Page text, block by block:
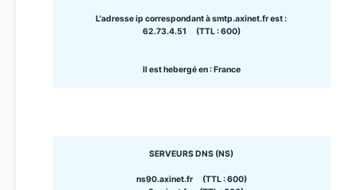
L'adresse ip correspondant à smtp.axinet.fr est :
62.73.4.51 (TTL : 600)
Il est hebergé en : France
SERVEURS DNS (NS)
ns90.axinet.fr (TTL : 600)